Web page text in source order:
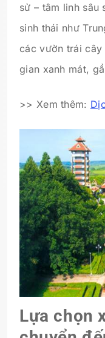
sử – tâm linh
sinh thái như
các vườn trái cây
gian xanh mát,
>> Xem thêm:
Lựa chọn